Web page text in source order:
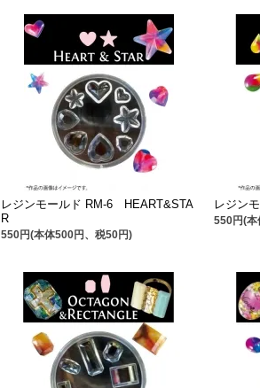
レジンモールド RM-6 HEART&STA
R
550円(本体500円、税50円)
レジン
550円(